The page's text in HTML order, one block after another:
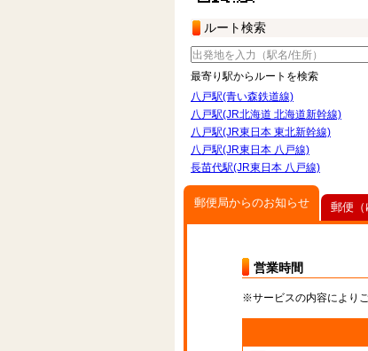
ルート検索
最寄り駅からルートを検索
八戸駅(青い森鉄道線)
八戸駅(JR北海道 北海道新幹線)
八戸駅(JR東日本 東北新幹線)
八戸駅(JR東日本 八戸線)
長苗代駅(JR東日本 八戸線)
郵便局からのお知らせ
営業時間
※サービスの内容により
郵便（